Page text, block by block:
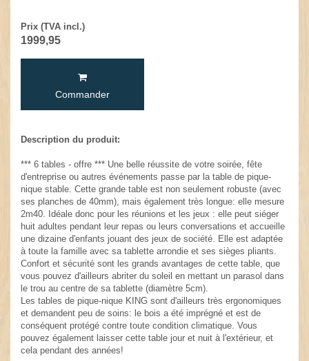
Prix (TVA incl.)
1999,95
Commander
Description du produit:
*** 6 tables - offre *** Une belle réussite de votre soirée, fête
d'entreprise ou autres événements passe par la table de pique-
nique stable. Cette grande table est non seulement robuste (avec
ses planches de 40mm), mais également très longue: elle mesure
2m40. Idéale donc pour les réunions et les jeux : elle peut siéger
huit adultes pendant leur repas ou leurs conversations et accueille
une dizaine d'enfants jouant des jeux de société. Elle est adaptée
à toute la famille avec sa tablette arrondie et ses sièges pliants.
Confort et sécurité sont les grands avantages de cette table, que
vous pouvez d'ailleurs abriter du soleil en mettant un parasol dans
le trou au centre de sa tablette (diamètre 5cm).
Les tables de pique-nique KING sont d'ailleurs très ergonomiques
et demandent peu de soins: le bois a été imprégné et est de
conséquent protégé contre toute condition climatique. Vous
pouvez également laisser cette table jour et nuit à l'extérieur, et
cela pendant des années!